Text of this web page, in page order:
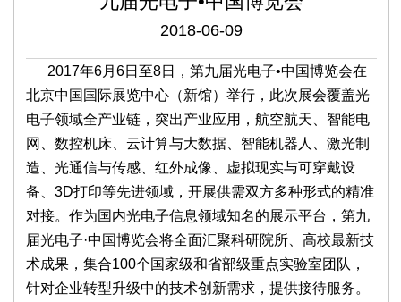
2018-06-09
2017年6月6日至8日，第九届光电子•中国博览会在
北京中国国际展览中心（新馆）举行，此次展会覆盖光
电子领域全产业链，突出产业应用，航空航天、智能电
网、数控机床、云计算与大数据、智能机器人、激光制
造、光通信与传感、红外成像、虚拟现实与可穿戴设
备、3D打印等先进领域，开展供需双方多种形式的精准
对接。作为国内光电子信息领域知名的展示平台，第九
届光电子·中国博览会将全面汇聚科研院所、高校最新技
术成果，集合100个国家级和省部级重点实验室团队，
针对企业转型升级中的技术创新需求，提供接待服务。